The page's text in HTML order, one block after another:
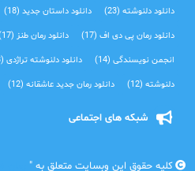
دانلود دلنوشته(23) دانلود داستان جدید(18)
دانلود رمان پی دی اف(17) دانلود رمان طنز(17)
انجمن نویسندگی(14) دانلود دلنوشته تراژدی‌(13)
دلنوشته(12) دانلود رمان جدید عاشقانه(12)
شبکه های اجتماعی
کلیه حقوق این وبسایت متعلق به "